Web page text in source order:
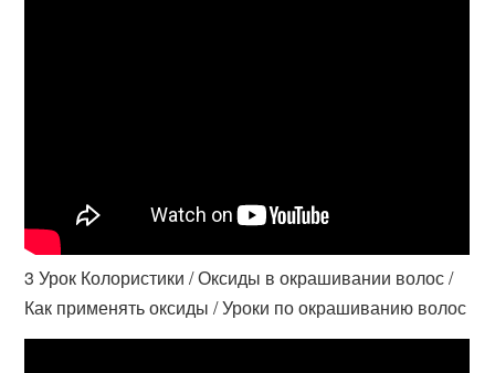
3 Урок Колористики / Оксиды в окрашивании волос /
Как применять оксиды / Уроки по окрашиванию волос